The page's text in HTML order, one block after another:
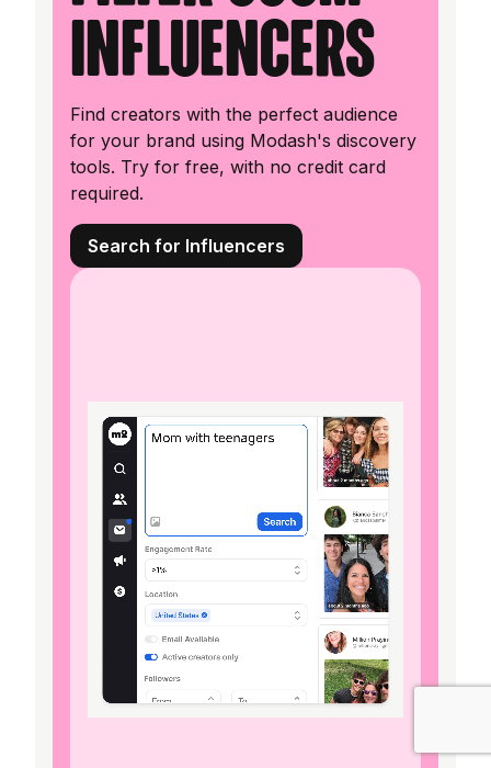
influencers
Find creators with the perfect audience
for your brand using Modash's discovery
tools. Try for free, with no credit card
required.
Search for Influencers